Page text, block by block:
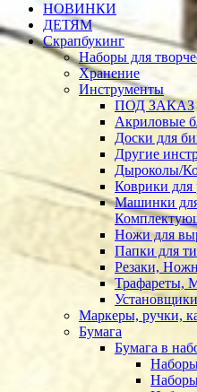
НОВИНКИ
ДЕТЯМ
Скрапбукинг
Наборы для
Хранение
Инструменты
ПОД ЗАКАЗ
Акриловые
Доски для
Другие
Дыроколы/
Коврики для
Машинки
Ножи для
Папки для
Резаки,
Трафареты,
Маркеры, ручки,
Бумага
Бумага в